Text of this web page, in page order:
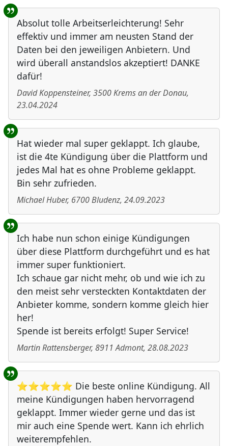
Absolut tolle Arbeitserleichterung! Sehr
effektiv und immer am neusten Stand der
Daten bei den jeweiligen Anbietern. Und
wird überall anstandslos akzeptiert! DANKE
dafür!
David Koppensteiner, 3500Krems an der Donau,
23.04.2024
Hat wieder mal super geklappt. Ich glaube,
ist die 4te Kündigung über die Plattform und
jedes Mal hat es ohne Probleme geklappt.
Bin sehr zufrieden.
Michael Huber, 6700Bludenz, 24.09.2023
Ich habe nun schon einige Kündigungen
über diese Plattform durchgeführt und es hat
immer super funktioniert.
Ich schaue gar nicht mehr, ob und wie ich zu
den meist sehr versteckten Kontaktdaten der
Anbieter komme, sondern komme gleich hier
her!
Spende ist bereits erfolgt! Super Service!
Martin Rattensberger, 8911 Admont, 28.08.2023
⭐⭐⭐⭐⭐ Die beste online Kündigung. All
meine Kündigungen haben hervorragend
geklappt. Immer wieder gerne und das ist
mir auch eine Spende wert. Kann ich ehrlich
weiterempfehlen.